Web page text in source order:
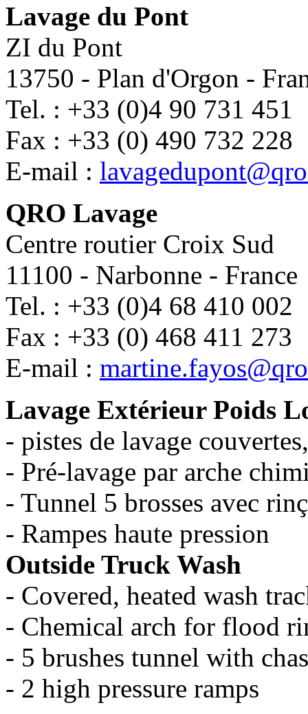
Lavage du Pont
ZI du Pont
13750 - Plan d'Orgon -
Tel. : +33 (0)4 90 731 451
Fax : +33 (0) 490 732 228
E-mail :
QRO Lavage
Centre routier Croix Sud
11100 - Narbonne - France
Tel. : +33 (0)4 68 410 002
Fax : +33 (0) 468 411 273
E-mail :
Lavage Extérieur Poids
- pistes de lavage
- Pré-lavage par arche
- Tunnel 5 brosses avec
- Rampes haute pression
Outside Truck Wash
- Covered, heated wash
- Chemical arch for flood
- 5 brushes tunnel with
- 2 high pressure ramps